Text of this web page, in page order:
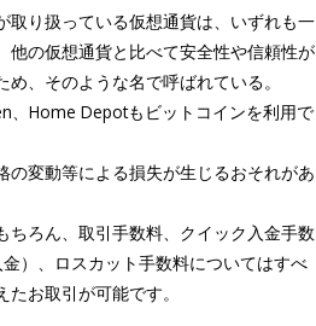
取り扱っている仮想通貨は、いずれも一
他の仮想通貨と比べて安全性や信頼性が
、そのような名で呼ばれている。
、Home Depotもビットコインを利用で
の変動等による損失が生じるおそれがあ
ちろん、取引手数料、クイック入金手数
）、ロスカット手数料についてはすべ
お取引が可能です。